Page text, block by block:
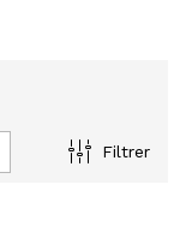
Filtrer